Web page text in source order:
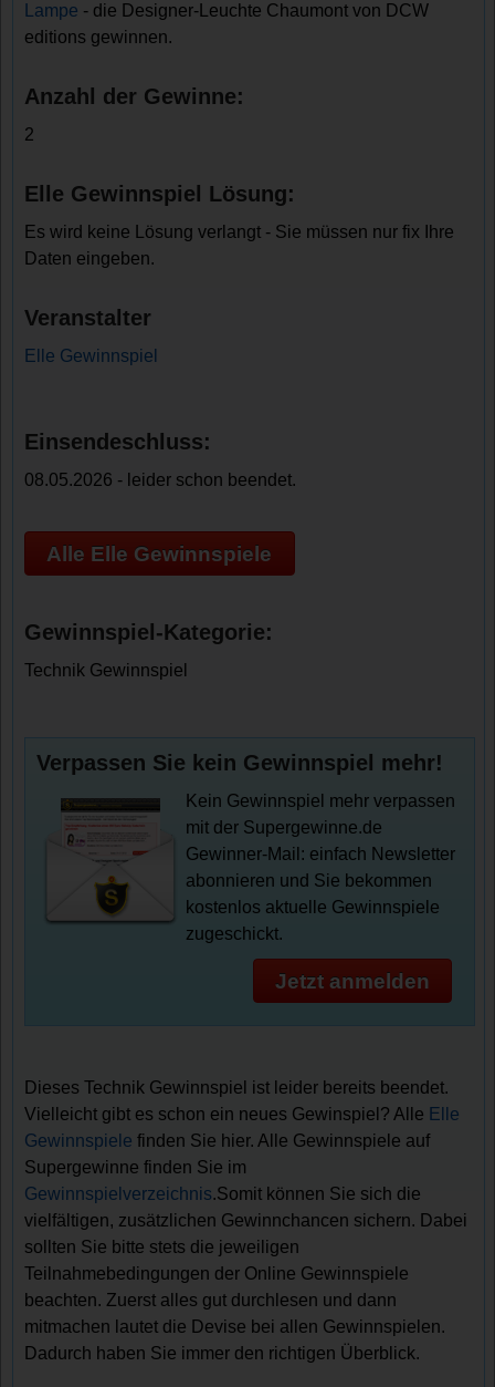
Lampe - die Designer-Leuchte Chaumont von DCW
editions gewinnen.
Anzahl der Gewinne:
2
Elle Gewinnspiel Lösung:
Es wird keine Lösung verlangt - Sie müssen nur fix Ihre
Daten eingeben.
Veranstalter
Elle Gewinnspiel
Einsendeschluss:
08.05.2026 - leider schon beendet.
Alle Elle Gewinnspiele
Gewinnspiel-Kategorie:
Technik Gewinnspiel
Verpassen Sie kein Gewinnspiel mehr!
Kein Gewinnspiel mehr verpassen
mit der Supergewinne.de
Gewinner-Mail: einfach Newsletter
abonnieren und Sie bekommen
kostenlos aktuelle Gewinnspiele
zugeschickt.
Jetzt anmelden
Dieses Technik Gewinnspiel ist leider bereits beendet.
Vielleicht gibt es schon ein neues Gewinspiel? Alle Elle
Gewinnspiele finden Sie hier. Alle Gewinnspiele auf
Supergewinne finden Sie im
Gewinnspielverzeichnis.Somit können Sie sich die
vielfältigen, zusätzlichen Gewinnchancen sichern. Dabei
sollten Sie bitte stets die jeweiligen
Teilnahmebedingungen der Online Gewinnspiele
beachten. Zuerst alles gut durchlesen und dann
mitmachen lautet die Devise bei allen Gewinnspielen.
Dadurch haben Sie immer den richtigen Überblick.